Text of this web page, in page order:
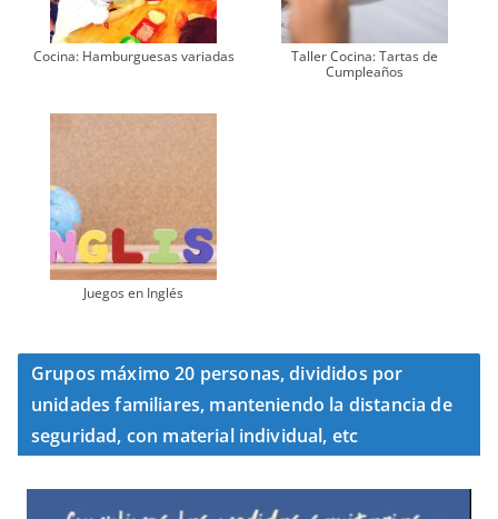
Cocina: Hamburguesas variadas
Taller Cocina: Tartas de
Cumpleaños
Juegos en Inglés
Grupos máximo 20 personas, divididos por
unidades familiares, manteniendo la distancia de
seguridad, con material individual, etc